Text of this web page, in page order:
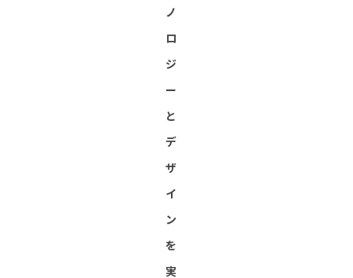
ノ
ロ
ジ
ー
と
デ
ザ
イ
ン
を
実